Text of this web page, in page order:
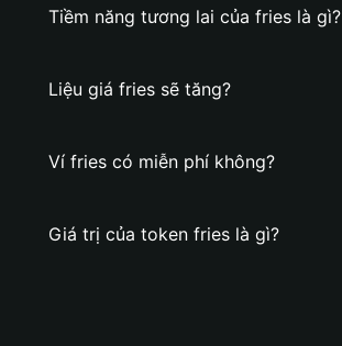
Tiềm năng tương lai của fries là gì?
Liệu giá fries sẽ tăng?
Ví fries có miễn phí không?
Giá trị của token fries là gì?